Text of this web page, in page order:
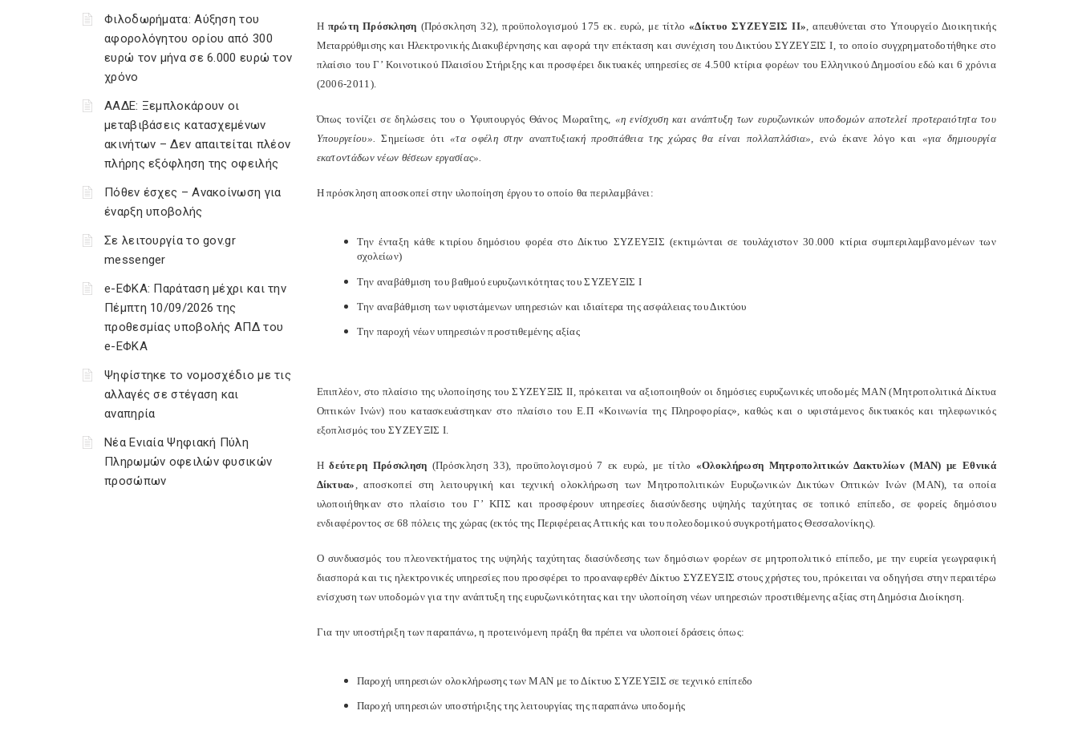
Φιλοδωρήματα: Αύξηση του
αφορολόγητου ορίου από 300
ευρώ τον μήνα σε 6.000 ευρώ τον
χρόνο
ΑΑΔΕ: Ξεμπλοκάρουν οι
μεταβιβάσεις κατασχεμένων
ακινήτων – Δεν απαιτείται πλέον
πλήρης εξόφληση της οφειλής
Πόθεν έσχες – Ανακοίνωση για
έναρξη υποβολής
Σε λειτουργία το gov.gr
messenger
e-ΕΦΚΑ: Παράταση μέχρι και την
Πέμπτη 10/09/2026 της
προθεσμίας υποβολής ΑΠΔ του
e-ΕΦΚΑ
Ψηφίστηκε το νομοσχέδιο με τις
αλλαγές σε στέγαση και
αναπηρία
Νέα Ενιαία Ψηφιακή Πύλη
Πληρωμών οφειλών φυσικών
προσώπων
Η πρώτη Πρόσκληση (Πρόσκληση 32), προϋπολογισμού 175 εκ. ευρώ, με τίτλο«Δίκτυο ΣΥΖΕΥΞΙΣ ΙΙ», απευθύνεται στο Υπουργείο Διοικητικής
Μεταρρύθμισης και Ηλεκτρονικής Διακυβέρνησης και αφορά την επέκταση και συνέχιση του Δικτύου ΣΥΖΕΥΞΙΣ Ι, το οποίο συγχρηματοδοτήθηκε στο
πλαίσιο του Γ’ Κοινοτικού Πλαισίου Στήριξης και προσφέρει δικτυακές υπηρεσίες σε 4.500 κτίρια φορέων του Ελληνικού Δημοσίου εδώ και 6 χρόνια
(2006-2011).
Όπως τονίζει σε δηλώσεις του ο Υφυπουργός Θάνος Μωραΐτης, «η ενίσχυση και ανάπτυξη των ευρυζωνικών υποδομών αποτελεί προτεραιότητα του
Υπουργείου».Σημείωσε ότι«τα οφέλη στην αναπτυξιακή προσπάθεια της χώρας θα είναι πολλαπλάσια», ενώ έκανε λόγο και «για δημιουργία
εκατοντάδων νέων θέσεων εργασίας».
Η πρόσκληση αποσκοπεί στην υλοποίηση έργου το οποίο θα περιλαμβάνει:
Την ένταξη κάθε κτιρίου δημόσιου φορέα στο Δίκτυο ΣΥΖΕΥΞΙΣ (εκτιμώνται σε τουλάχιστον 30.000 κτίρια συμπεριλαμβανομένων των
σχολείων)
Την αναβάθμιση του βαθμού ευρυζωνικότητας του ΣΥΖΕΥΞΙΣ Ι
Την αναβάθμιση των υφιστάμενων υπηρεσιών και ιδιαίτερα της ασφάλειας του Δικτύου
Την παροχή νέων υπηρεσιών προστιθεμένης αξίας
Επιπλέον, στο πλαίσιο της υλοποίησης του ΣΥΖΕΥΞΙΣ ΙΙ, πρόκειται να αξιοποιηθούν οι δημόσιες ευρυζωνικές υποδομές ΜΑΝ (Μητροπολιτικά Δίκτυα
Οπτικών Ινών) που κατασκευάστηκαν στο πλαίσιο του Ε.Π «Κοινωνία της Πληροφορίας», καθώς και ο υφιστάμενος δικτυακός και τηλεφωνικός
εξοπλισμός του ΣΥΖΕΥΞΙΣ Ι.
Ηδεύτερη Πρόσκληση (Πρόσκληση 33), προϋπολογισμού 7 εκ ευρώ, με τίτλο «Ολοκλήρωση Μητροπολιτικών Δακτυλίων (ΜΑΝ) με Εθνικά
Δίκτυα»
, αποσκοπεί στη λειτουργική και τεχνική ολοκλήρωση των Μητροπολιτικών Ευρυζωνικών Δικτύων Οπτικών Ινών (ΜΑΝ), τα οποία
υλοποιήθηκαν στο πλαίσιο του Γ’ ΚΠΣ και προσφέρουν υπηρεσίες διασύνδεσης υψηλής ταχύτητας σε τοπικό επίπεδο, σε φορείς δημόσιου
ενδιαφέροντος σε 68 πόλεις της χώρας (εκτός της Περιφέρειας Αττικής και του πολεοδομικού συγκροτήματος Θεσσαλονίκης).
Ο συνδυασμός του πλεονεκτήματος της υψηλής ταχύτητας διασύνδεσης των δημόσιων φορέων σε μητροπολιτικό επίπεδο, με την ευρεία γεωγραφική
διασπορά και τις ηλεκτρονικές υπηρεσίες που προσφέρει το προαναφερθέν Δίκτυο ΣΥΖΕΥΞΙΣ στους χρήστες του, πρόκειται να οδηγήσει στην περαιτέρω
ενίσχυση των υποδομών για την ανάπτυξη της ευρυζωνικότητας και την υλοποίηση νέων υπηρεσιών προστιθέμενης αξίας στη Δημόσια Διοίκηση.
Για την υποστήριξη των παραπάνω, η προτεινόμενη πράξη θα πρέπει να υλοποιεί δράσεις όπως:
Παροχή υπηρεσιών ολοκλήρωσης των ΜΑΝ με το Δίκτυο ΣΥΖΕΥΞΙΣ σε τεχνικό επίπεδο
Παροχή υπηρεσιών υποστήριξης της λειτουργίας της παραπάνω υποδομής